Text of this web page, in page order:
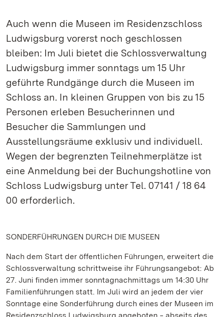
Auch wenn die Museen im Residenzschloss
Ludwigsburg vorerst noch geschlossen
bleiben: Im Juli bietet die Schlossverwaltung
Ludwigsburg immer sonntags um 15 Uhr
geführte Rundgänge durch die Museen im
Schloss an. In kleinen Gruppen von bis zu 15
Personen erleben Besucherinnen und
Besucher die Sammlungen und
Ausstellungsräume exklusiv und individuell.
Wegen der begrenzten Teilnehmerplätze ist
eine Anmeldung bei der Buchungshotline von
Schloss Ludwigsburg unter Tel. 07141 / 18 64
00 erforderlich.
SONDERFÜHRUNGEN DURCH DIE MUSEEN
Nach dem Start der öffentlichen Führungen, erweitert die
Schlossverwaltung schrittweise ihr Führungsangebot: Ab
27. Juni finden immer sonntagnachmittags um 14:30 Uhr
Familienführungen statt. Im Juli wird an jedem der vier
Sonntage eine Sonderführung durch eines der Museen im